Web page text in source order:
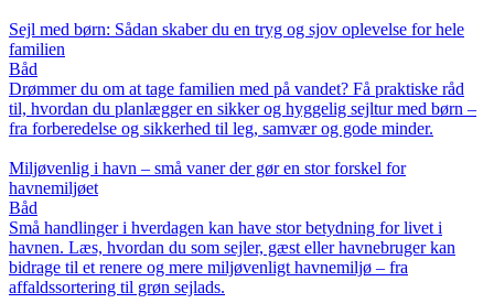
Sejl med børn: Sådan skaber du en tryg og sjov oplevelse for hele
familien
Båd
Drømmer du om at tage familien med på vandet? Få praktiske råd
til, hvordan du planlægger en sikker og hyggelig sejltur med børn –
fra forberedelse og sikkerhed til leg, samvær og gode minder.
Miljøvenlig i havn – små vaner der gør en stor forskel for
havnemiljøet
Båd
Små handlinger i hverdagen kan have stor betydning for livet i
havnen. Læs, hvordan du som sejler, gæst eller havnebruger kan
bidrage til et renere og mere miljøvenligt havnemiljø – fra
affaldssortering til grøn sejlads.